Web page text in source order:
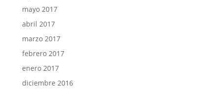
mayo 2017
abril 2017
marzo 2017
febrero 2017
enero 2017
diciembre 2016